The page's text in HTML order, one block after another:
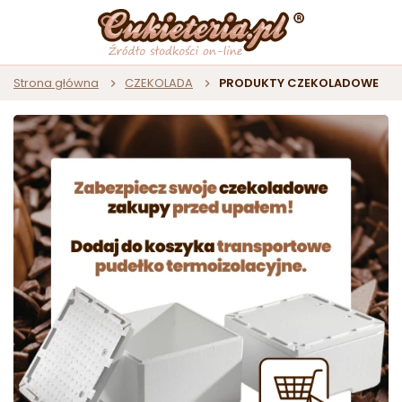
Strona główna CZEKOLADA PRODUKTY CZEKOLADOWE